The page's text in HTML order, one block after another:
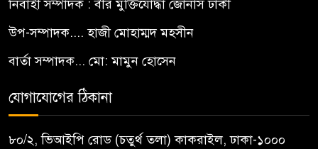
নির্বাহী সম্পাদক : বীর মুক্তিযোদ্ধা জোনাস ঢাকী
উপ-সম্পাদক.... হাজী মোহাম্মদ মহসীন
বার্তা সম্পাদক... মো: মামুন হোসেন
যোগাযোগের ঠিকানা
৮০/২, ভিআইপি রোড (চতুর্থ তলা) কাকরাইল, ঢাকা-১০০০